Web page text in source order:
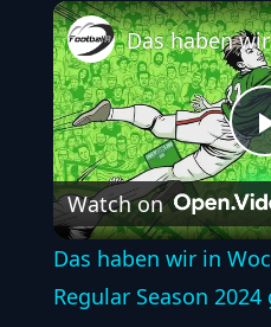
Watch on
Das haben wir in
Regular Season